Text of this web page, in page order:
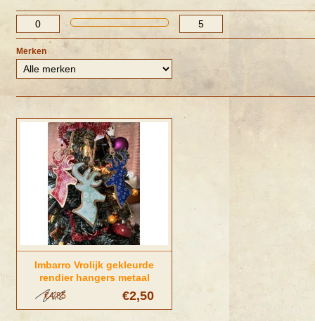
Merken
Imbarro Vrolijk gekleurde
rendier hangers metaal
€2,50
€4,85